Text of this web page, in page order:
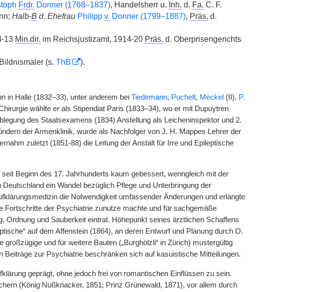
Frdr. Donner (1768–1837), Handelsherr u. Inh. d. Fa. C. F.
Halb-B d. Ehefrau Philipp v. Donner (1799–1887), Präs. d.
13 Min.dir. im Reichsjustizamt, 1914-20 Präs. d. Oberprisengerichts
(s. ThB ).
in Halle (1832–33), unter anderem bei Tiedemann, Puchelt, Meckel (II), P.
wählte er als Stipendiat Paris (1833–34), wo er mit Dupuytren
des Staatsexamens (1834) Anstellung als Leicheninspektor und 2.
der Armenklinik, wurde als Nachfolger von J. H. Mappes Lehrer der
zuletzt (1851-88) die Leitung der Anstalt für Irre und Epileptische
Beginn des 17. Jahrhunderts kaum gebessert, wenngleich mit der
ein Wandel bezüglich Pflege und Unterbringung der
die Notwendigkeit umfassender Änderungen und erlangte
der Psychiatrie zunutze machte und für sachgemäße
Ordnung und Sauberkeit eintrat. Höhepunkt seines ärztlichen Schaffens
auf dem Affenstein (1864), an deren Entwurf und Planung durch O.
und für weitere Bauten („Burghölzli“ in Zürich) mustergültig
Beiträge zur Psychiatrie beschränken sich auf kasuistische Mitteilungen.
geprägt, ohne jedoch frei von romantischen Einflüssen zu sein.
(König Nußknacker, 1851; Prinz Grünewald, 1871), vor allem durch